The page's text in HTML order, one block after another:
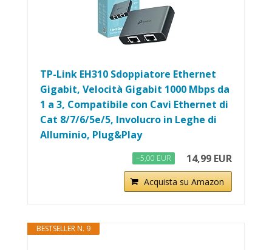
TP-Link EH310 Sdoppiatore Ethernet
Gigabit, Velocità Gigabit 1000 Mbps da
1 a 3, Compatibile con Cavi Ethernet di
Cat 8/7/6/5e/5, Involucro in Leghe di
Alluminio, Plug&Play
−5,00 EUR 14,99 EUR
Acquista su Amazon
BESTSELLER N. 9